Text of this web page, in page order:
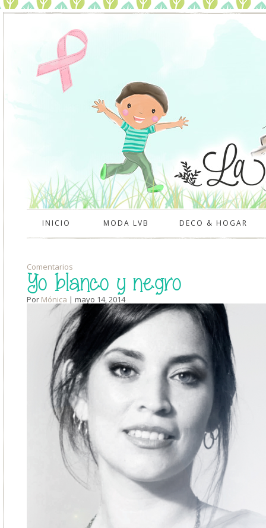
INICIO MODA LVB DECO & HOGAR
Comentarios
Yo blanco y negro
Por Mónica | mayo 14, 2014